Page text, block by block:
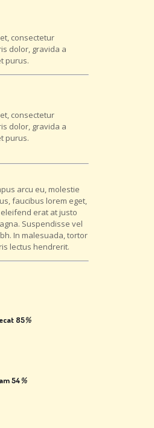
consectetur
dolor, gravida a
purus.
consectetur
dolor, gravida a
purus.
arcu eu, molestie
faucibus lorem eget,
erat at justo
Suspendisse vel
In malesuada, tortor
lectus hendrerit.
85%
54%